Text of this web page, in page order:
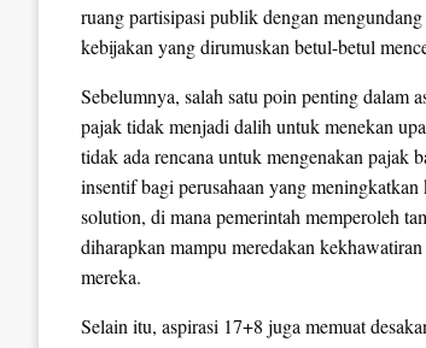
ruang partisipasi publik dengan
kebijakan yang dirumuskan betul-betul
Sebelumnya, salah satu poin penting dalam
pajak tidak menjadi dalih untuk menekan
tidak ada rencana untuk mengenakan pajak
insentif bagi perusahaan yang
solution, di mana pemerintah memperoleh
diharapkan mampu meredakan
mereka.
Selain itu, aspirasi 17+8 juga memuat